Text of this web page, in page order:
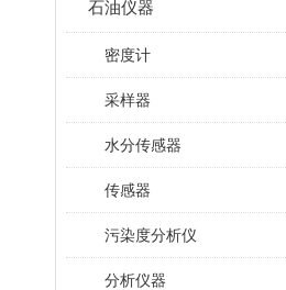
石油仪器
密度计
采样器
水分传感器
传感器
污染度分析仪
分析仪器